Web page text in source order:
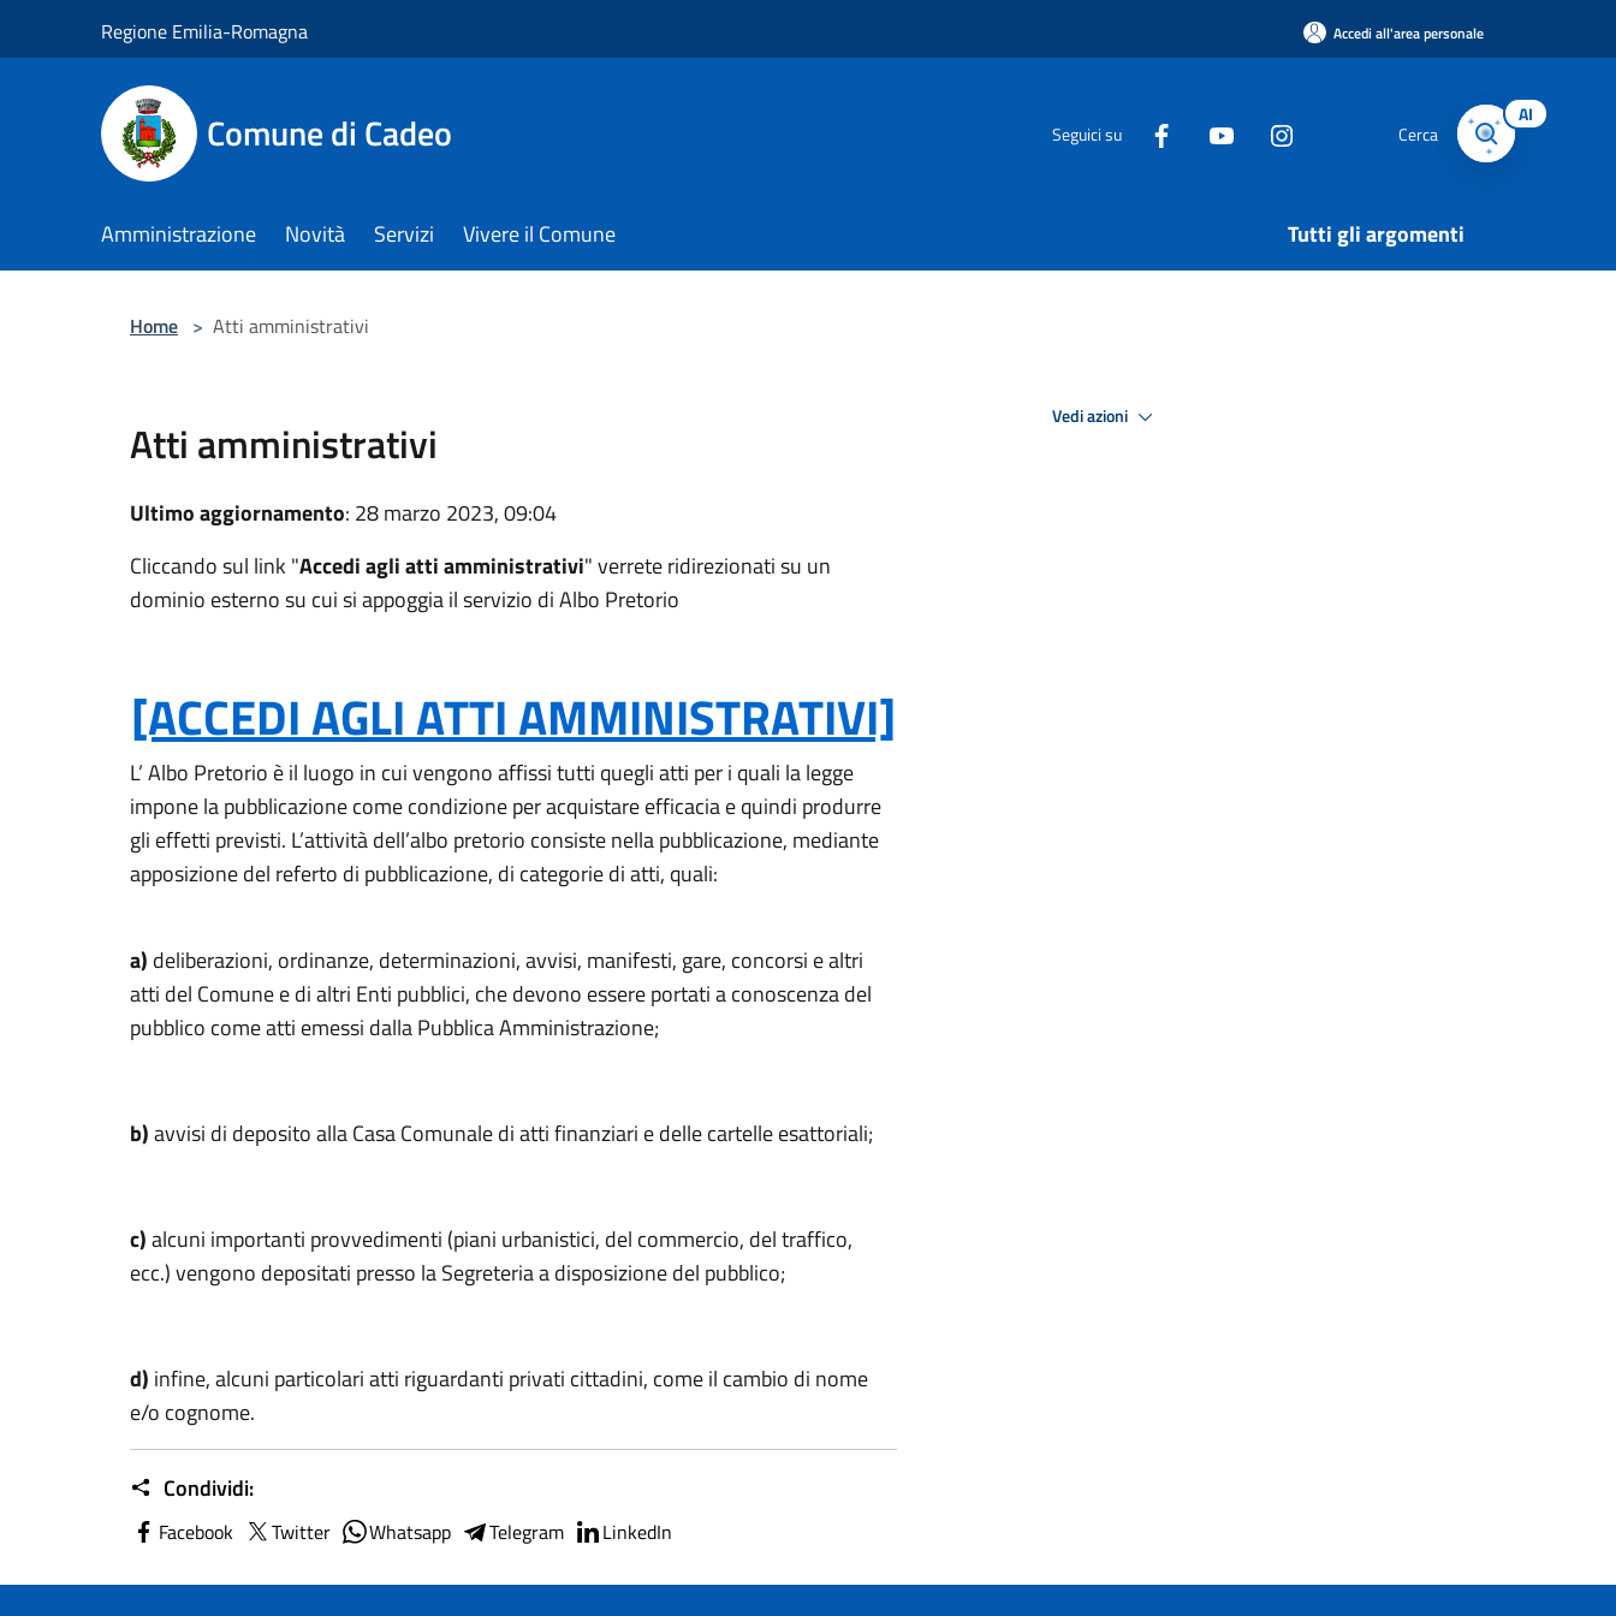
Regione Emilia-Romagna Accedi all'area personale
Comune di Cadeo Seguici su Cerca
AI
Amministrazione Novità Servizi Vivere il Comune Tutti gli argomenti
Home > Atti amministrativi
Atti amministrativi
Ultimo aggiornamento: 28 marzo 2023, 09:04
Cliccando sul link "Accedi agli atti amministrativi" verrete ridirezionati su un
dominio esterno su cui si appoggia il servizio di Albo Pretorio
[ACCEDI AGLI ATTI AMMINISTRATIVI]
L’ Albo Pretorio è il luogo in cui vengono affissi tutti quegli atti per i quali la legge
impone la pubblicazione come condizione per acquistare efficacia e quindi produrre
gli effetti previsti. L’attività dell’albo pretorio consiste nella pubblicazione, mediante
apposizione del referto di pubblicazione, di categorie di atti, quali:
a) deliberazioni, ordinanze, determinazioni, avvisi, manifesti, gare, concorsi e altri
atti del Comune e di altri Enti pubblici, che devono essere portati a conoscenza del
pubblico come atti emessi dalla Pubblica Amministrazione;
b)avvisi di deposito alla Casa Comunale di atti finanziari e delle cartelle esattoriali;
c)alcuni importanti provvedimenti (piani urbanistici, del commercio, del traffico,
ecc.) vengono depositati presso la Segreteria a disposizione del pubblico;
d) infine, alcuni particolari atti riguardanti privati cittadini, come il cambio di nome
e/o cognome.
Condividi:
Facebook Twitter Whatsapp Telegram LinkedIn
Vedi azioni